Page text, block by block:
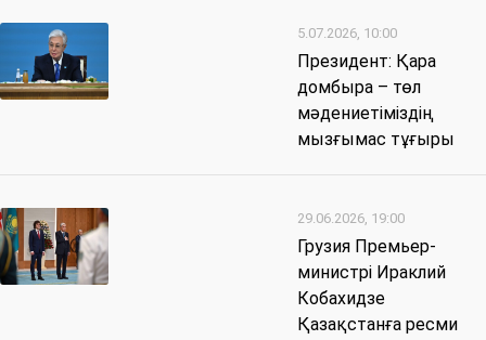
5.07.2026, 10:00
Президент: Қара
домбыра – төл
мәдениетіміздің
мызғымас тұғыры
29.06.2026, 19:00
Грузия Премьер-
министрі Ираклий
Кобахидзе
Қазақстанға ресми